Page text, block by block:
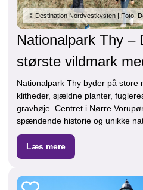
© Destination Nordvestkysten | Foto:
Nationalpark Thy –
største vildmark
Nationalpark Thy byder på store
klitheder, sjældne planter,
gravhøje. Centret i Nørre
spændende historie og unikke
Læs mere